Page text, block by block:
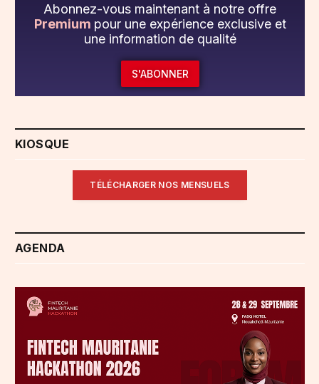
Abonnez-vous maintenant à notre offre
Premium pour une expérience exclusive et
une information de qualité
S'ABONNER
KIOSQUE
TÉLÉCHARGER NOS MENSUELS
AGENDA